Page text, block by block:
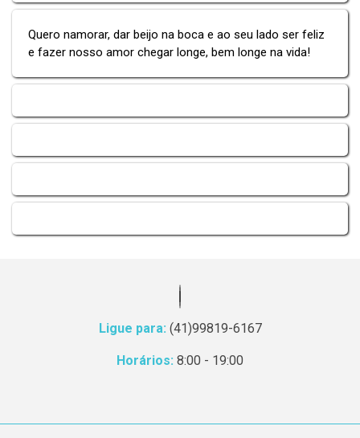
Quero namorar, dar beijo na boca e ao seu lado ser feliz
e fazer nosso amor chegar longe, bem longe na vida!
Ligue para: (41)99819-6167
Horários: 8:00 - 19:00